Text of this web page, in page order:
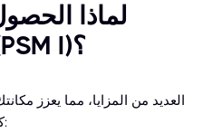
لماذا
سكروم المحترف (PSM I)؟
كأصل قيّم في سوق العمل الحديث: